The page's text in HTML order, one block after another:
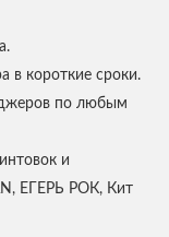
в короткие сроки.
по любым
и
ЕГЕРЬ РОК, Кит